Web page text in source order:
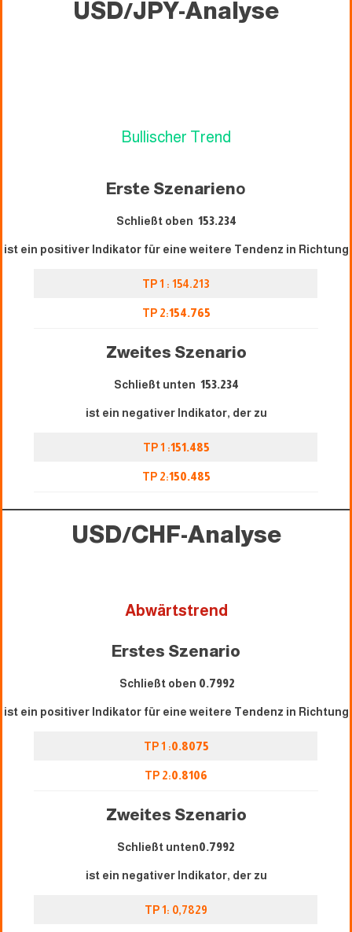
USD/JPY-Analyse
Bullischer Trend
Erste Szenarieno
Schließt oben 153.234
ist ein positiver Indikator für eine weitere Tendenz in Richtung
TP 1 : 154.213
TP 2:154.765
Zweites Szenario
Schließt unten 153.234
ist ein negativer Indikator, der zu
TP 1 :151.485
TP 2:150.485
USD/CHF-Analyse
Abwärtstrend
Erstes Szenario
Schließt oben 0.7992
ist ein positiver Indikator für eine weitere Tendenz in Richtung
TP 1 :0.8075
TP 2:0.8106
Zweites Szenario
Schließt unten0.7992
ist ein negativer Indikator, der zu
TP 1: 0,7829